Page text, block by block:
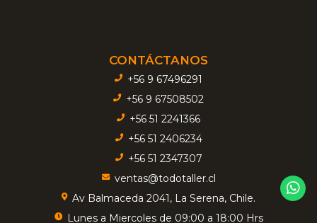
CONTÁCTANOS
+56 9 67496291
+56 9 67508502
+56 51 2241366
+56 51 2406234
+56 51 2347307
ventas@todotaller.cl
Av Balmaceda 2041, La Serena, Chile.
Lunes a Miercoles de 09:00 a 18:00 Hrs